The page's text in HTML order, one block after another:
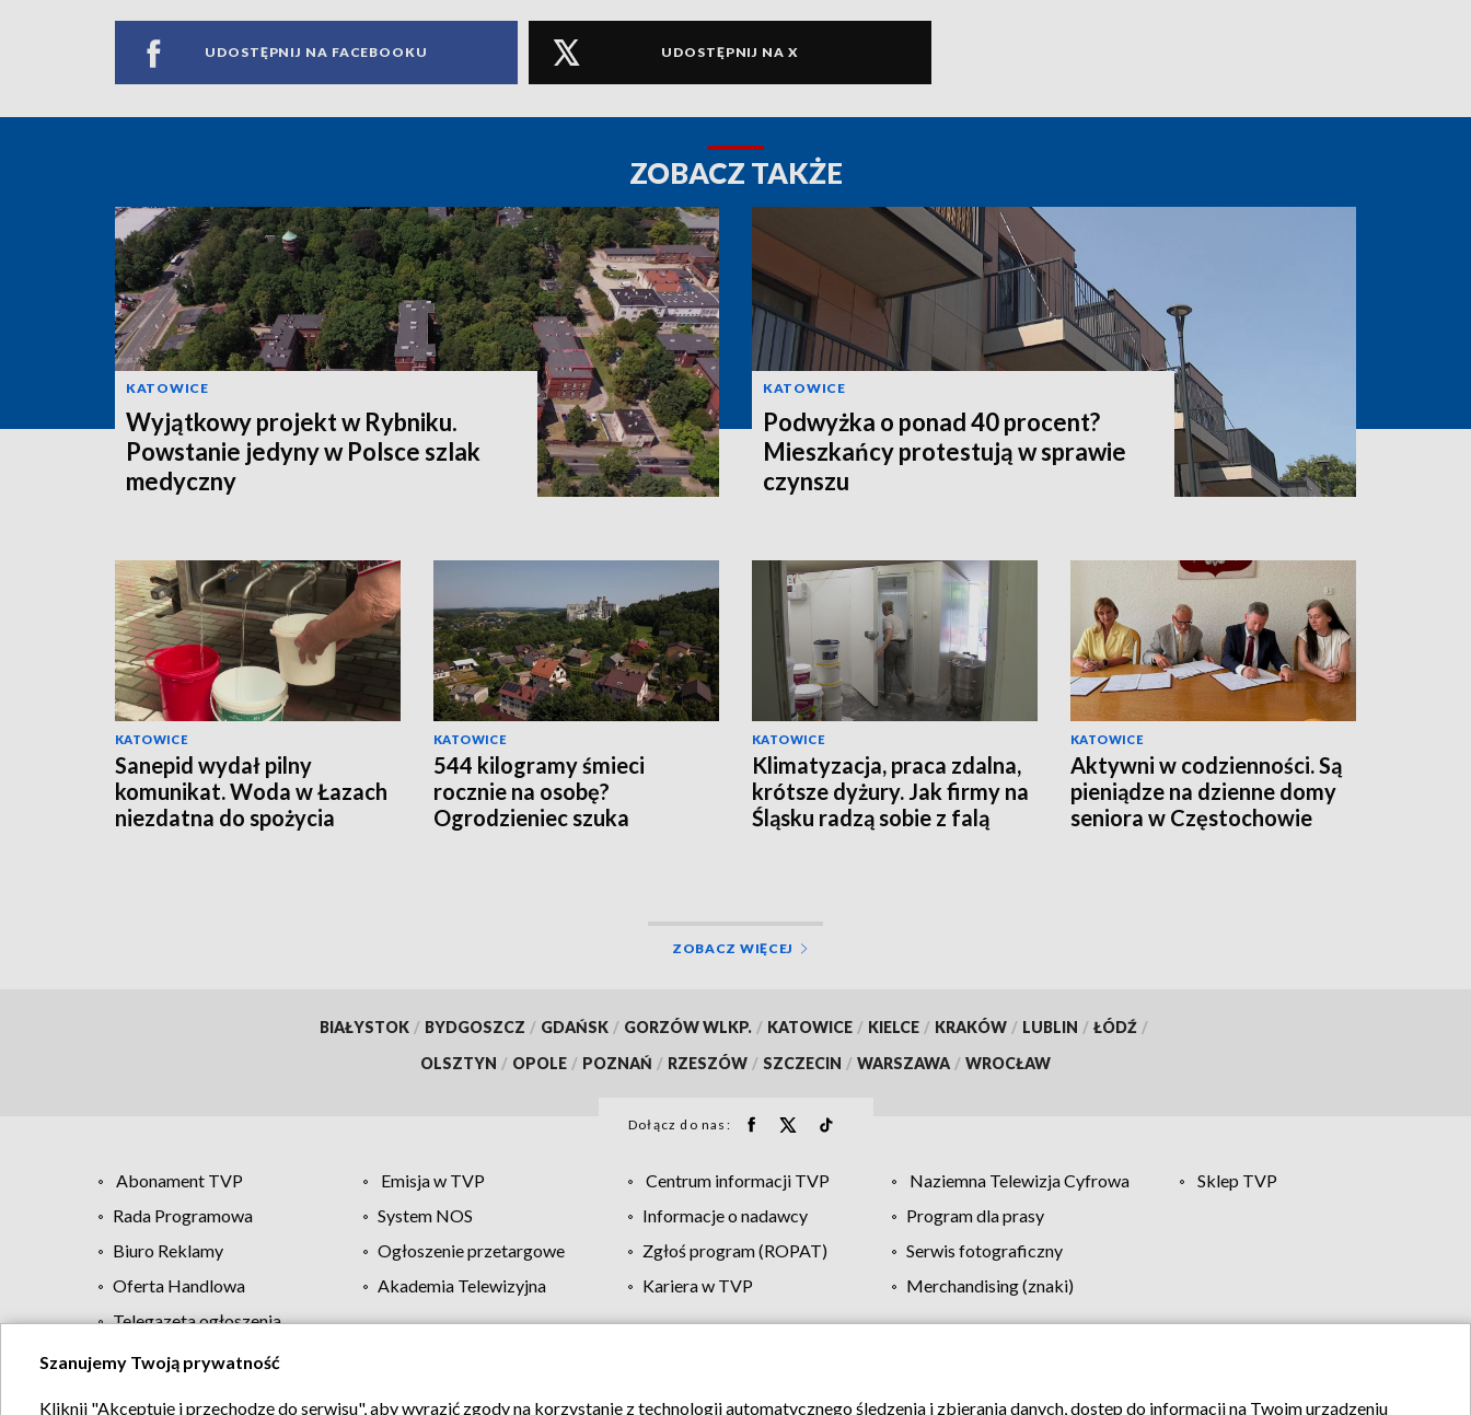
UDOSTĘPNIJ NA FACEBOOKU UDOSTĘPNIJ NA X
ZOBACZ TAKŻE
KATOWICE
Wyjątkowy projekt w Rybniku.
Powstanie jedyny w Polsce szlak
medyczny
KATOWICE
Podwyżka o ponad 40 procent?
Mieszkańcy protestują w sprawie
czynszu
KATOWICE
Sanepid wydał pilny
komunikat. Woda w Łazach
niezdatna do spożycia
KATOWICE
544 kilogramy śmieci
rocznie na osobę?
Ogrodzieniec szuka
KATOWICE
Klimatyzacja, praca zdalna,
krótsze dyżury. Jak firmy na
Śląsku radzą sobie z falą
KATOWICE
Aktywni w codzienności. Są
pieniądze na dzienne domy
seniora w Częstochowie
ZOBACZ WIĘCEJ
BIAŁYSTOK / BYDGOSZCZ / GDAŃSK / GORZÓW WLKP. / KATOWICE / KIELCE / KRAKÓW / LUBLIN / ŁÓDŹ /
OLSZTYN / OPOLE / POZNAŃ / RZESZÓW / SZCZECIN / WARSZAWA / WROCŁAW
Dołącz do nas:
Abonament TVP Emisja w TVP Centrum informacji TVP Naziemna Telewizja Cyfrowa
Sklep TVP
Rada Programowa
System NOS Informacje o nadawcy
Program dla prasy
Biuro Reklamy
Ogłoszenie przetargowe Zgłoś program (ROPAT)
Serwis fotograficzny
Oferta Handlowa
Akademia Telewizyjna Kariera w TVP
Merchandising (znaki)
Telegazeta ogłoszenia
Regulamin TVP Polityka prywatności Moje zgody Pomoc Biuro reklamy Kontakt
Szanujemy Twoją prywatność
Kliknij "Akceptuję i przechodzę do serwisu", aby wyrazić zgody na korzystanie z technologii automatycznego śledzenia i zbierania danych, dostęp do informacji na Twoim urządzeniu